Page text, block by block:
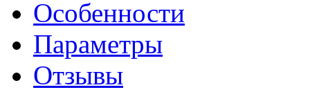
Особенности
Параметры
Отзывы